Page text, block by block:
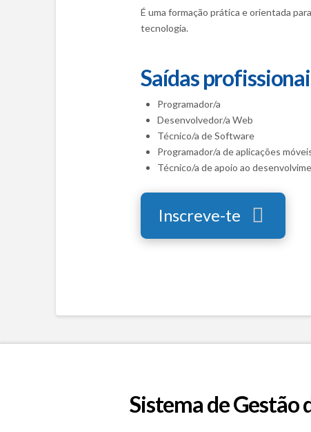
É uma formação prática e orientada
tecnologia.
Saídas
Programador/a
Desenvolvedor/a Web
Técnico/a de Software
Programador/a de aplicações
Técnico/a de apoio ao
Inscreve-te
Sistema de Gestão